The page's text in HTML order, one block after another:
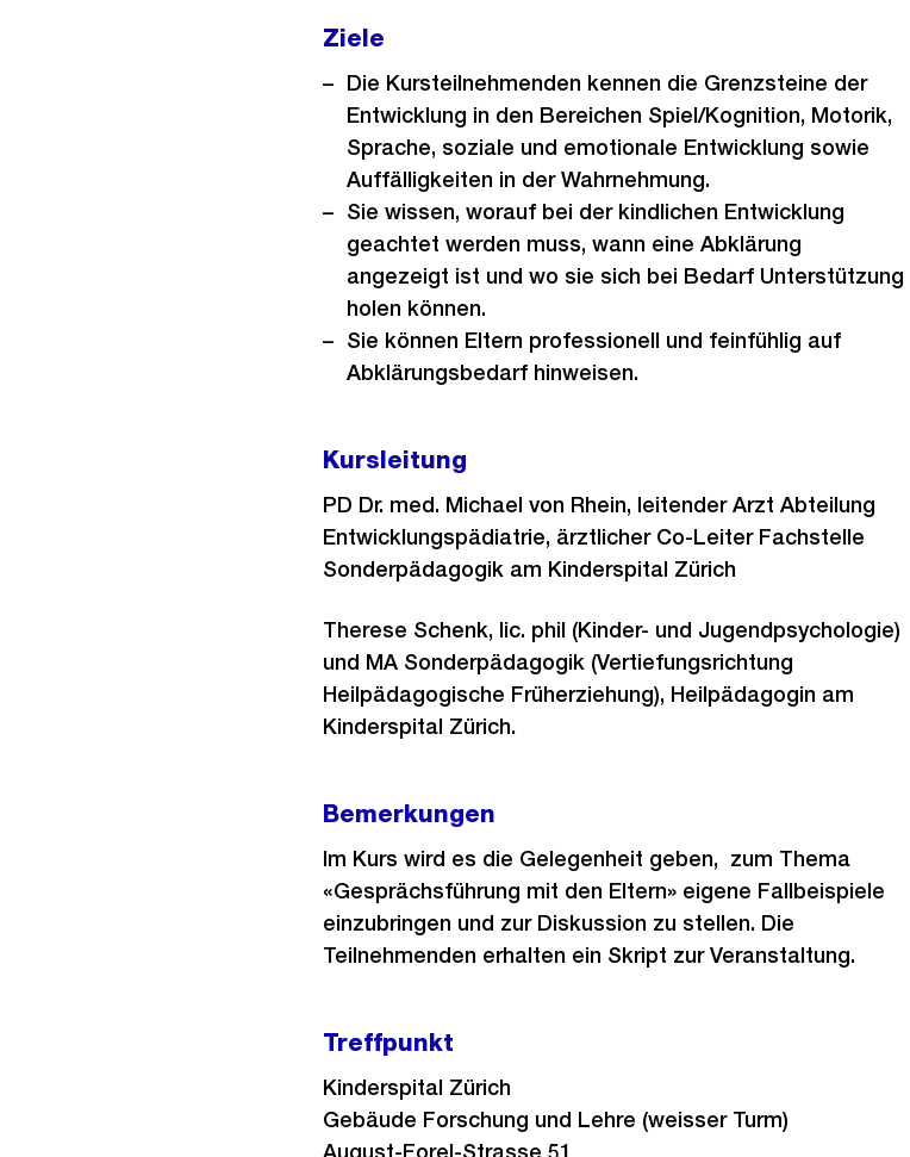
Ziele
Die Kursteilnehmenden kennen die Grenzsteine der
Entwicklung in den Bereichen Spiel/Kognition, Motorik,
Sprache, soziale und emotionale Entwicklung sowie
Auffälligkeiten in der Wahrnehmung.
Sie wissen, worauf bei der kindlichen Entwicklung
geachtet werden muss, wann eine Abklärung
angezeigt ist und wo sie sich bei Bedarf Unterstützung
holen können.
Sie können Eltern professionell und feinfühlig auf
Abklärungsbedarf hinweisen.
Kursleitung
PD Dr. med. Michael von Rhein, leitender Arzt Abteilung
Entwicklungspädiatrie, ärztlicher Co-Leiter Fachstelle
Sonderpädagogik am Kinderspital Zürich
Therese Schenk, lic. phil (Kinder- und Jugendpsychologie)
und MA Sonderpädagogik (Vertiefungsrichtung
Heilpädagogische Früherziehung), Heilpädagogin am
Kinderspital Zürich.
Bemerkungen
Im Kurs wird es die Gelegenheit geben, zum Thema
«Gesprächsführung mit den Eltern» eigene Fallbeispiele
einzubringen und zur Diskussion zu stellen. Die
Teilnehmenden erhalten ein Skript zur Veranstaltung.
Treffpunkt
Kinderspital Zürich
Gebäude Forschung und Lehre (weisser Turm)
August-Forel-Strasse 51